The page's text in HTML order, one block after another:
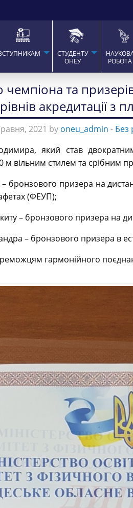
СТУДЕНТУ
ОНЕУ
РОБОТА
чемпіона та
акредитації з
2021 by oneu_admin - Без
який став
м вільним стилем та срібним
бронзового призера на
(ФЕУП);
– бронзового призера на
– бронзового призера в
гармонійного